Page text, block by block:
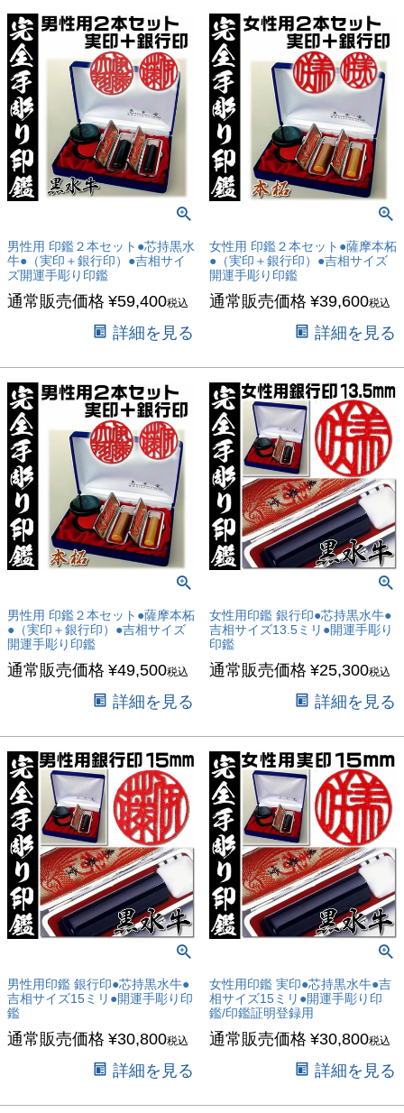
男性用 印鑑２本セット●芯持黒水
牛●（実印＋銀行印）●吉相サイ
ズ開運手彫り印鑑
通常販売価格 ¥59,400税込
詳細を見る
女性用 印鑑２本セット●薩摩本柘
●（実印＋銀行印）●吉相サイズ
開運手彫り印鑑
通常販売価格 ¥39,600税込
詳細を見る
男性用 印鑑２本セット●薩摩本柘
●（実印＋銀行印）●吉相サイズ
開運手彫り印鑑
通常販売価格 ¥49,500税込
詳細を見る
女性用印鑑 銀行印●芯持黒水牛●
吉相サイズ13.5ミリ●開運手彫り
印鑑
通常販売価格 ¥25,300税込
詳細を見る
男性用印鑑 銀行印●芯持黒水牛●
吉相サイズ15ミリ●開運手彫り印
鑑
通常販売価格 ¥30,800税込
詳細を見る
女性用印鑑 実印●芯持黒水牛●吉
相サイズ15ミリ●開運手彫り印
鑑/印鑑証明登録用
通常販売価格 ¥30,800税込
詳細を見る